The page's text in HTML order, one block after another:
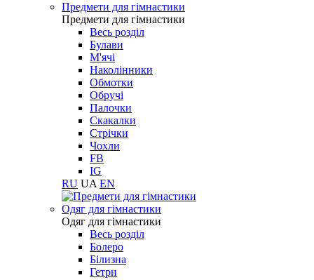
Предмети для гімнастики
Предмети для гімнастики
Весь розділ
Булави
М'ячі
Наколінники
Обмотки
Обручі
Палочки
Скакалки
Стрічки
Чохли
FB
IG
RU UA EN
Одяг для гімнастики
Одяг для гімнастики
Весь розділ
Болеро
Білизна
Гетри